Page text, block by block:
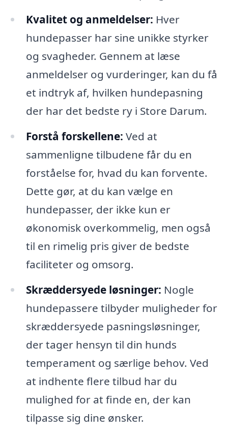
Kvalitet og anmeldelser: Hver
hundepasser har sine unikke styrker
og svagheder. Gennem at læse
anmeldelser og vurderinger, kan du få
et indtryk af, hvilken hundepasning
der har det bedste ry i Store Darum.
Forstå forskellene: Ved at
sammenligne tilbudene får du en
forståelse for, hvad du kan forvente.
Dette gør, at du kan vælge en
hundepasser, der ikke kun er
økonomisk overkommelig, men også
til en rimelig pris giver de bedste
faciliteter og omsorg.
Skræddersyede løsninger: Nogle
hundepassere tilbyder muligheder for
skræddersyede pasningsløsninger,
der tager hensyn til din hunds
temperament og særlige behov. Ved
at indhente flere tilbud har du
mulighed for at finde en, der kan
tilpasse sig dine ønsker.